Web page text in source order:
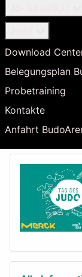
Download
Belegungsplan
Probetraining
Kontakte
Anfahrt